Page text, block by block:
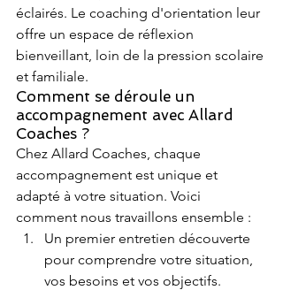
éclairés. Le coaching d'orientation leur
offre un espace de réflexion
bienveillant, loin de la pression scolaire
et familiale.
Comment se déroule un
accompagnement avec Allard
Coaches ?
Chez Allard Coaches, chaque
accompagnement est unique et
adapté à votre situation. Voici
comment nous travaillons ensemble :
Un premier entretien découverte
pour comprendre votre situation,
vos besoins et vos objectifs.